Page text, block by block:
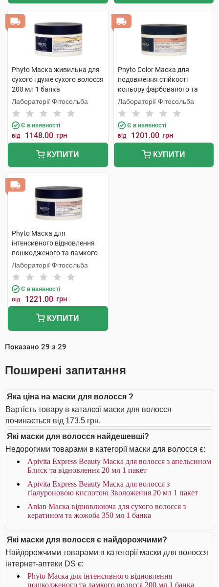
Phyto Маска живильна для
сухого і дуже сухого волосся
200 мл 1 банка
Лабораторії Фітосольба
Є в наявності
від 1148.00 грн
КУПИТИ
Phyto Color Маска для
подовження стійкості
кольору фарбованого та
мелірованого волосся 200
мл 1 банка
Лабораторії Фітосольба
Є в наявності
від 1201.00 грн
КУПИТИ
Phyto Маска для
інтенсивного відновлення
пошкодженого та ламкого
волосся 200 мл 1 банка
Лабораторії Фітосольба
Є в наявності
від 1221.00 грн
КУПИТИ
Показано 29 з 29
Поширені запитання
Яка ціна на маски для волосся ?
Вартість товару в каталозі маски для волосся
починається від 173.5 грн.
Які маски для волосся найдешевші?
Недорогими товарами в категорії маски для волосся є:
Apivita Express Beauty Маска для волосся з апельсином
Блиск та відновлення 20 мл 1 пакет
Apivita Express Beauty Маска для волосся з
гіалуроновою кислотою Зволоження 20 мл 1 пакет
Anian Маска відновлююча для сухого волосся з
кератином та жожоба 350 мл 1 банка
Які маски для волосся є найдорожчими?
Найдорожчими товарами в категорії маски для волосся
інтернет-аптеки DS є:
Phyto Маска для інтенсивного відновлення
пошкодженого та ламкого волосся 200 мл 1 банка